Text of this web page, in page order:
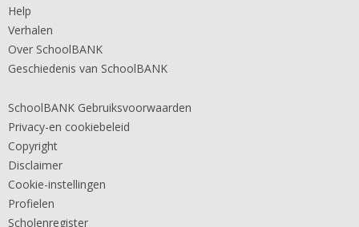
Help
Verhalen
Over SchoolBANK
Geschiedenis van SchoolBANK
SchoolBANK Gebruiksvoorwaarden
Privacy-en cookiebeleid
Copyright
Disclaimer
Cookie-instellingen
Profielen
Scholenregister